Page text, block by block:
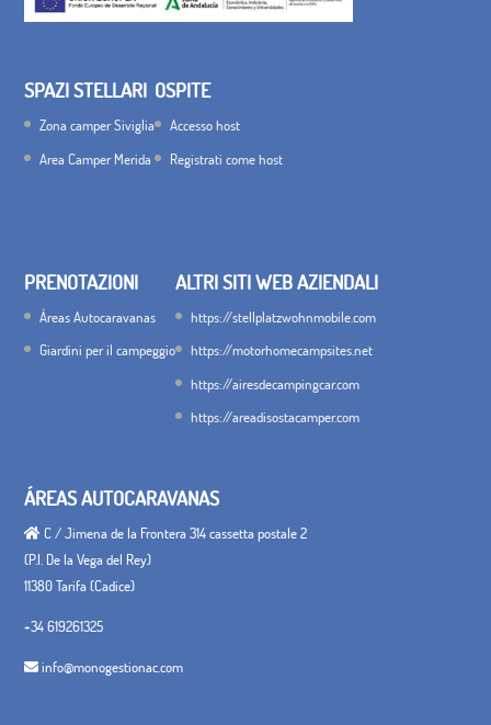
SPAZI STELLARI
Zona camper Siviglia
Area Camper Merida
OSPITE
Accesso host
Registrati come host
PRENOTAZIONI
Áreas Autocaravanas
Giardini per il campeggio
ALTRI SITI WEB AZIENDALI
https://stellplatzwohnmobile.com
https://motorhomecampsites.net
https://airesdecampingcar.com
https://areadisostacamper.com
ÁREAS AUTOCARAVANAS
C / Jimena de la Frontera 314 cassetta postale 2
(P.I. De la Vega del Rey)
11380 Tarifa (Cadice)
+34 619261325
info@monogestionac.com